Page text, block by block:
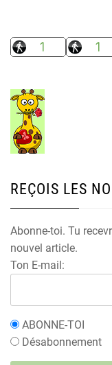
REÇOIS LES
Abonne-toi. Tu
nouvel article.
Ton E-mail:
ABONNE-TOI
Désabonnement